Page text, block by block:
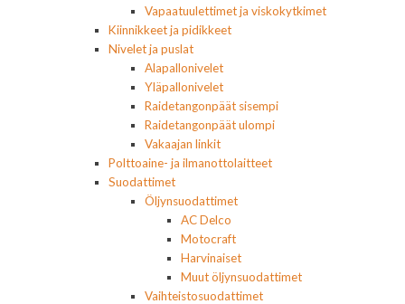
Vapaatuulettimet ja viskokytkimet
Kiinnikkeet ja pidikkeet
Nivelet ja puslat
Alapallonivelet
Yläpallonivelet
Raidetangonpäät sisempi
Raidetangonpäät ulompi
Vakaajan linkit
Polttoaine- ja ilmanottolaitteet
Suodattimet
Öljynsuodattimet
AC Delco
Motocraft
Harvinaiset
Muut öljynsuodattimet
Vaihteistosuodattimet